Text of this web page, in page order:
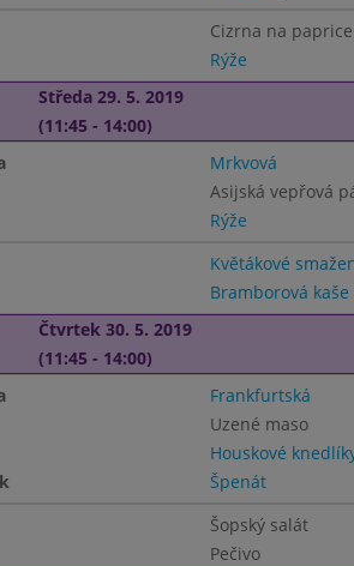
Cizrna na paprice
Rýže
Středa 29. 5. 2019
(11:45 - 14:00)
Mrkvová
Asijská vepřová
Rýže
Květákové
Bramborová kaše
Čtvrtek 30. 5. 2019
(11:45 - 14:00)
Frankfurtská
Uzené maso
Houskové
Špenát
Šopský salát
Pečivo